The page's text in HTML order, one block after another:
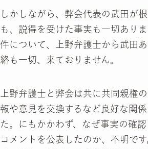
しかしながら、弊会代表の武田が
も、説得を受けた事実も一切あり
件について、上野弁護士から武田
絡も一切、来ておりません。
上野弁護士と弊会は共に共同親権
報や意見を交換するなど良好な関
た。にもかかわず、なぜ事実の確
コメントを公表したのか、不明で